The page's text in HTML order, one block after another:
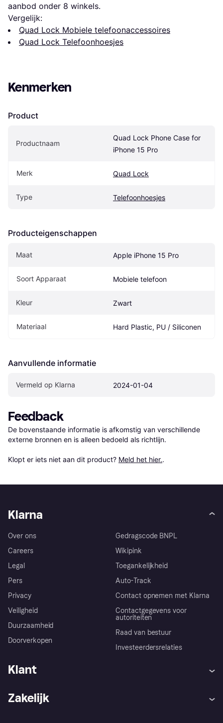
aanbod onder 8 winkels.
Vergelijk:
Quad Lock Mobiele telefoonaccessoires
Quad Lock Telefoonhoesjes
Kenmerken
Product
Productnaam
Quad Lock Phone Case for
iPhone 15 Pro
Merk Quad Lock
Type Telefoonhoesjes
Producteigenschappen
Maat Apple iPhone 15 Pro
Soort Apparaat Mobiele telefoon
Kleur Zwart
Materiaal Hard Plastic, PU / Siliconen
Aanvullende informatie
Vermeld op Klarna 2024-01-04
Feedback
De bovenstaande informatie is afkomstig van verschillende
externe bronnen en is alleen bedoeld als richtlijn.
Klopt er iets niet aan dit product? Meld het hier..
Klarna
Over ons
Careers
Legal
Pers
Privacy
Veiligheid
Duurzaamheid
Doorverkopen
Gedragscode BNPL
Wikipink
Toegankelijkheid
Auto-Track
Contact opnemen met Klarna
Contactgegevens voor
autoriteiten
Raad van bestuur
Investeerdersrelaties
Klant
Zakelijk